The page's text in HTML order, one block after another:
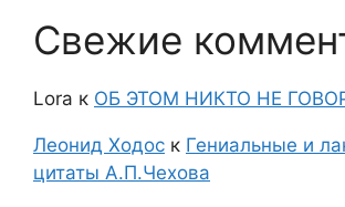
Свежие
Lora к ОБ ЭТОМ НИКТО НЕ
Леонид Ходос к Гениальные и
цитаты А.П.Чехова